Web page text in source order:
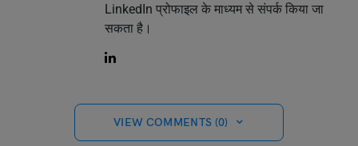
LinkedIn प्रोफाइल के माध्यम से संपर्क किया जा
सकता है।
VIEW COMMENTS (0)